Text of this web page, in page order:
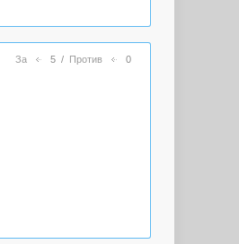
За 5/ Против 0